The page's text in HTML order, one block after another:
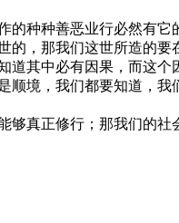
种种善恶业行必然有它
的，那我们这世所造的要
其中必有因果，而这个
顺境，我们都要知道，我
真正修行；那我们的社